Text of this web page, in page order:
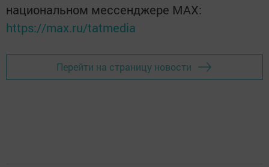
национальном мессенджере MАХ:
https://max.ru/tatmedia
Перейти на страницу новости